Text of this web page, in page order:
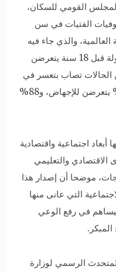
القومي للسكان،
وفيات الفتيات في سن
والذي جاء فيه
أن 71% ممن يتزوجن في سن الطفولة قبل 18 سنة يتعرضن
خطرة، و49% من الحالات تصاب بتعسر في
الولادة، و19% منهن بالنزيف، و12 % يتعرضن للإجهاض، و88%
اجتماعية واقتصادية
الاقتصادي والتعليمي
موضحا أن إصدار هذا
التي عانى منها
في رفع الوعي
الرسمي لوزارة